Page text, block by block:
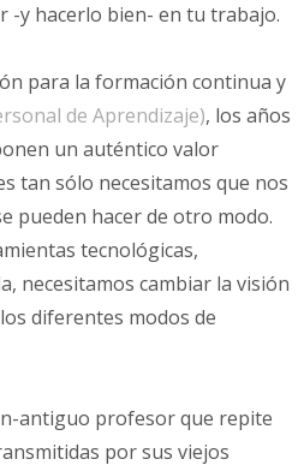
-y hacerlo bien- en tu trabajo.
para la formación continua y
de Aprendizaje), los años
un auténtico valor
tan sólo necesitamos que nos
pueden hacer de otro modo.
tecnológicas,
necesitamos cambiar la visión
diferentes modos de
antiguo profesor que repite
por sus viejos